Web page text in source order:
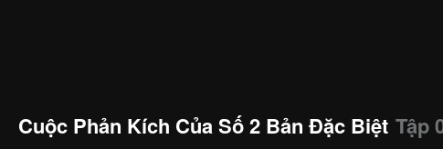
Cuộc Phản Kích Của Số 2 Bản Đặc Biệt Tập